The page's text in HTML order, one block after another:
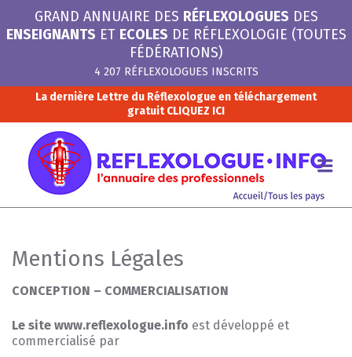
GRAND ANNUAIRE DES RÉFLEXOLOGUES DES
ENSEIGNANTS ET ECOLES DE RÉFLEXOLOGIE (TOUTES
FÉDÉRATIONS)
4 207 RÉFLEXOLOGUES INSCRITS
La dernière Lettre du Réflexologue en téléchargement
gratuitCLIQUEZ ICI
Mentions Légales
CONCEPTION – COMMERCIALISATION
Le site www.reflexologue.info est développé et
commercialisé par